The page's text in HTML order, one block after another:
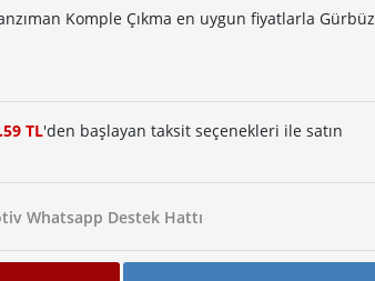
Komple Çıkma en uygun fiyatlarla Gürbüz
TL'den başlayan taksit seçenekleri ile satın
Whatsapp Destek Hattı